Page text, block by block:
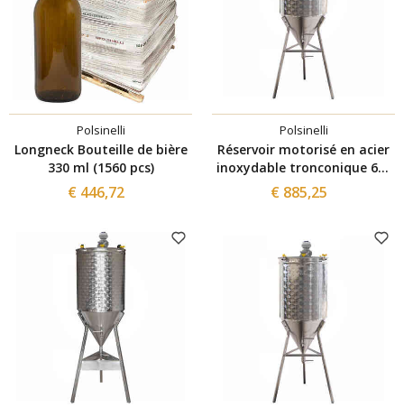
Polsinelli
Longneck Bouteille de bière
330 ml (1560 pcs)
€ 446,72
Polsinelli
Réservoir motorisé en acier
inoxydable tronconique 60°
100 L avec variateur
€ 885,25